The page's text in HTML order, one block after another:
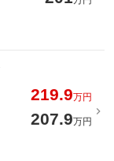
219.9万円
207.9万円